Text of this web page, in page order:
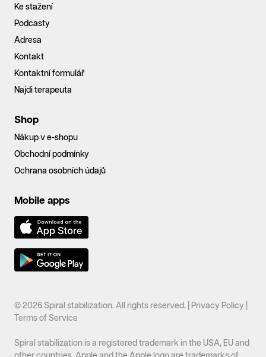
Ke stažení
Podcasty
Adresa
Kontakt
Kontaktní formulář
Najdi terapeuta
Shop
Nákup v e-shopu
Obchodní podmínky
Ochrana osobních údajů
Mobile apps
© 2026 Spiral stabilization. All rights reserved. | Privacy Policy
Terms of Service
Spiral stabilization is a registered trademark in the USA, EU and